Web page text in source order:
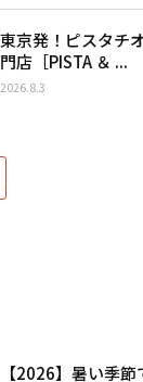
東京発！ピスタチ
門店［PISTA ＆ ...
2026.8.3
【2026】暑い季